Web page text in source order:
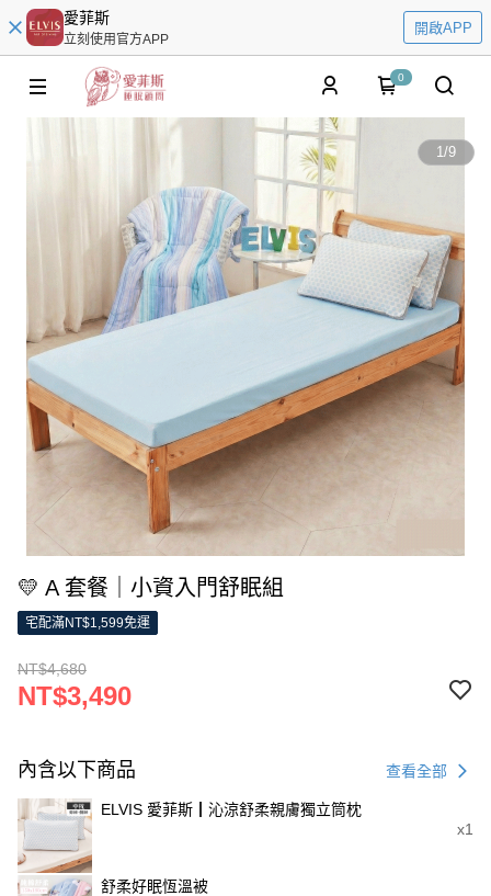
愛菲斯
立刻使用官方APP
開啟APP
0
1/9
💛 A 套餐｜小資入門舒眠組
宅配滿NT$1,599免運
NT$4,680
NT$3,490
內含以下商品 查看全部
ELVIS 愛菲斯┃沁涼舒柔親膚獨立筒枕
x1
舒柔好眠恆溫被